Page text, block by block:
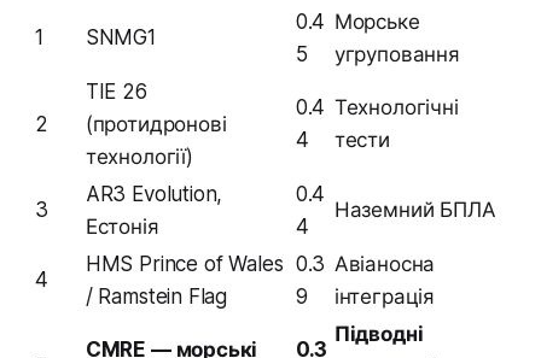
1 SNMG1
0.4
5
Морське
угруповання
2
TIE 26
(протидронові
технології)
0.4
4
Технологічні
тести
3
AR3 Evolution,
Естонія
0.4
4
Наземний БПЛА
4
HMS Prince of Wales
/ Ramstein Flag
0.3
9
Авіаносна
інтеграція
CMRE — морські
0.3
Підводні